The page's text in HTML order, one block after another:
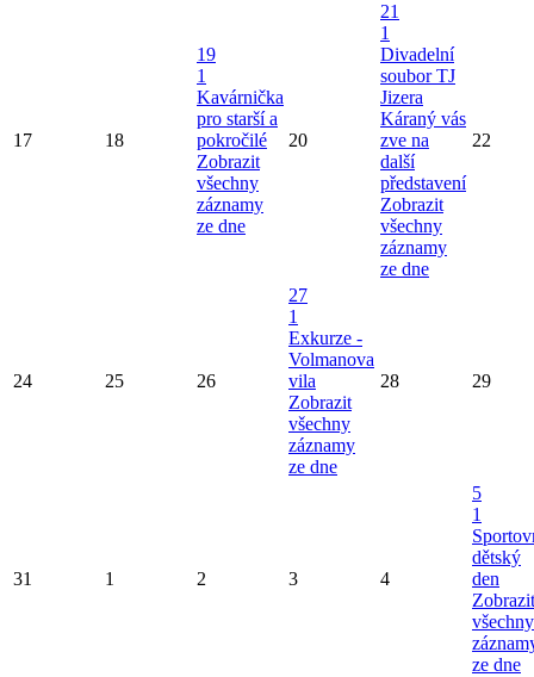
17 18
19
1
Kavárnička
pro starší a
pokročilé
Zobrazit
všechny
záznamy
ze dne
20
21
1
Divadelní
soubor TJ
Jizera
Káraný vás
zve na
další
představení
Zobrazit
všechny
záznamy
ze dne
22
24 25 26
27
1
Exkurze -
Volmanova
vila
Zobrazit
všechny
záznamy
ze dne
28 29
31 1 2 3 4
5
1
dětský
den
Zobrazit
všechny
ze dne